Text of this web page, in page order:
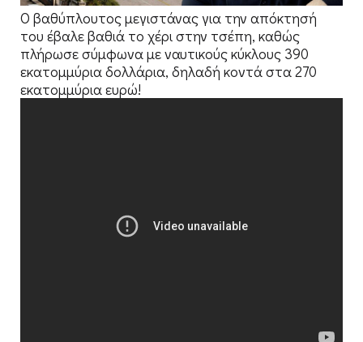
Ο βαθύπλουτος μεγιστάνας για την απόκτησή
του έβαλε βαθιά το χέρι στην τσέπη, καθώς
πλήρωσε σύμφωνα με ναυτικούς κύκλους 390
εκατομμύρια δολλάρια, δηλαδή κοντά στα 270
εκατομμύρια ευρώ!